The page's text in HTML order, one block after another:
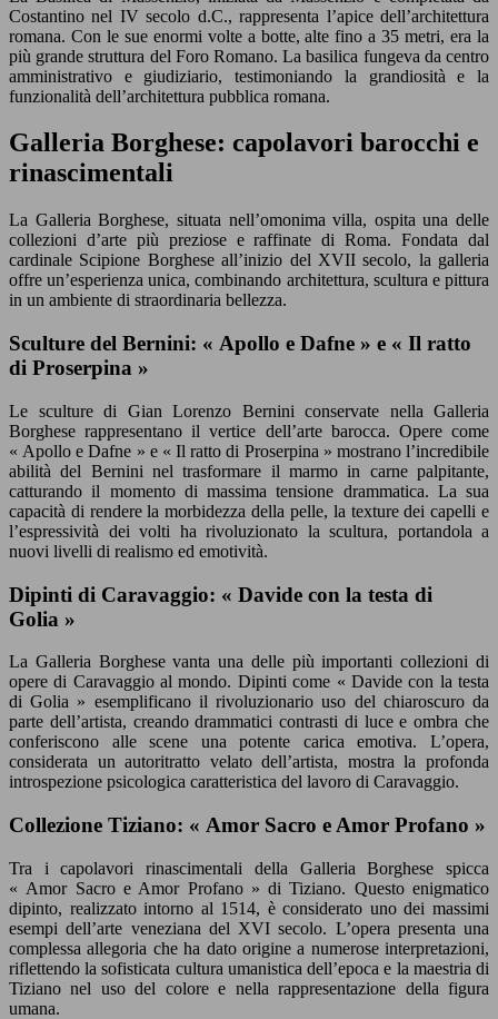
Costantino nel IV secolo d.C., rappresenta l’apice dell’architettura
romana. Con le sue enormi volte a botte, alte fino a 35 metri, era la
più grande struttura del Foro Romano. La basilica fungeva da centro
amministrativo e giudiziario, testimoniando la grandiosità e la
funzionalità dell’architettura pubblica romana.
Galleria Borghese: capolavori barocchi e
rinascimentali
La Galleria Borghese, situata nell’omonima villa, ospita una delle
collezioni d’arte più preziose e raffinate di Roma. Fondata dal
cardinale Scipione Borghese all’inizio del XVII secolo, la galleria
offre un’esperienza unica, combinando architettura, scultura e pittura
in un ambiente di straordinaria bellezza.
Sculture del Bernini: « Apollo e Dafne » e « Il ratto
di Proserpina »
Le sculture di Gian Lorenzo Bernini conservate nella Galleria
Borghese rappresentano il vertice dell’arte barocca. Opere come
« Apollo e Dafne » e « Il ratto di Proserpina » mostrano l’incredibile
abilità del Bernini nel trasformare il marmo in carne palpitante,
catturando il momento di massima tensione drammatica. La sua
capacità di rendere la morbidezza della pelle, la texture dei capelli e
l’espressività dei volti ha rivoluzionato la scultura, portandola a
nuovi livelli di realismo ed emotività.
Dipinti di Caravaggio: « Davide con la testa di
Golia »
La Galleria Borghese vanta una delle più importanti collezioni di
opere di Caravaggio al mondo. Dipinti come « Davide con la testa
di Golia » esemplificano il rivoluzionario uso del chiaroscuro da
parte dell’artista, creando drammatici contrasti di luce e ombra che
conferiscono alle scene una potente carica emotiva. L’opera,
considerata un autoritratto velato dell’artista, mostra la profonda
introspezione psicologica caratteristica del lavoro di Caravaggio.
Collezione Tiziano: « Amor Sacro e Amor Profano »
Tra i capolavori rinascimentali della Galleria Borghese spicca
« Amor Sacro e Amor Profano » di Tiziano. Questo enigmatico
dipinto, realizzato intorno al 1514, è considerato uno dei massimi
esempi dell’arte veneziana del XVI secolo. L’opera presenta una
complessa allegoria che ha dato origine a numerose interpretazioni,
riflettendo la sofisticata cultura umanistica dell’epoca e la maestria di
Tiziano nel uso del colore e nella rappresentazione della figura
umana.